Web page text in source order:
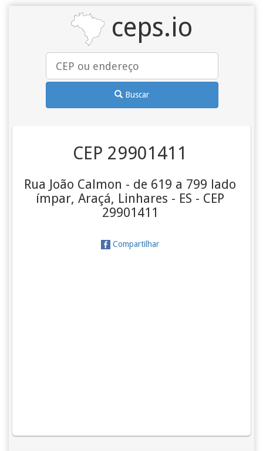
ceps.io
Buscar
CEP 29901411
Rua João Calmon - de 619 a 799 lado
ímpar, Araçá, Linhares - ES - CEP
29901411
Compartilhar